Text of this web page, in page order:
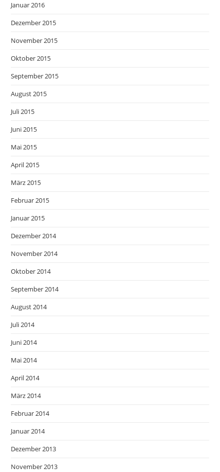
Januar 2016
Dezember 2015
November 2015
Oktober 2015
September 2015
August 2015
Juli 2015
Juni 2015
Mai 2015
April 2015
März 2015
Februar 2015
Januar 2015
Dezember 2014
November 2014
Oktober 2014
September 2014
August 2014
Juli 2014
Juni 2014
Mai 2014
April 2014
März 2014
Februar 2014
Januar 2014
Dezember 2013
November 2013